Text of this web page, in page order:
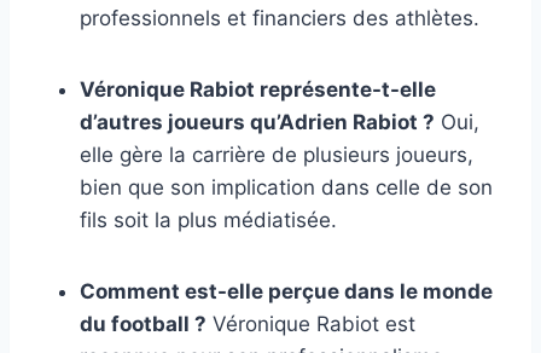
professionnels et financiers des athlètes.
Véronique Rabiot représente-t-elle
d’autres joueurs qu’Adrien Rabiot ? Oui,
elle gère la carrière de plusieurs joueurs,
bien que son implication dans celle de son
fils soit la plus médiatisée.
Comment est-elle perçue dans le monde
du football ? Véronique Rabiot est